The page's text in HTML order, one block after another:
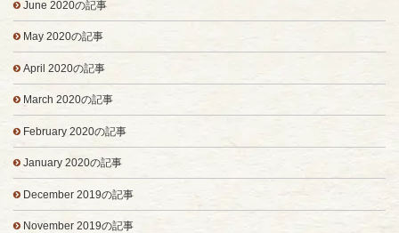
June 2020の記事
May 2020の記事
April 2020の記事
March 2020の記事
February 2020の記事
January 2020の記事
December 2019の記事
November 2019の記事